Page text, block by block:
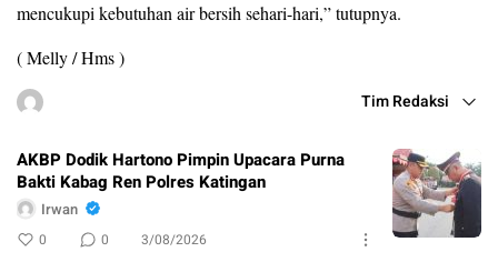
mencukupi kebutuhan air bersih sehari-hari,” tutupnya.
( Melly / Hms )
Tim Redaksi
AKBP Dodik Hartono Pimpin Upacara Purna
Bakti Kabag Ren Polres Katingan
Irwan
0 0 3/08/2026